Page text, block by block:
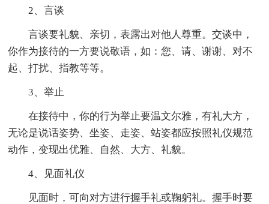
2、言谈
言谈要礼貌、亲切，表露出对他人尊重。交谈中，
你作为接待的一方要说敬语，如：您、请、谢谢、对不
起、打扰、指教等等。
3、举止
在接待中，你的行为举止要温文尔雅，有礼大方，
无论是说话姿势、坐姿、走姿、站姿都应按照礼仪规范
动作，变现出优雅、自然、大方、礼貌。
4、见面礼仪
见面时，可向对方进行握手礼或鞠躬礼。握手时要